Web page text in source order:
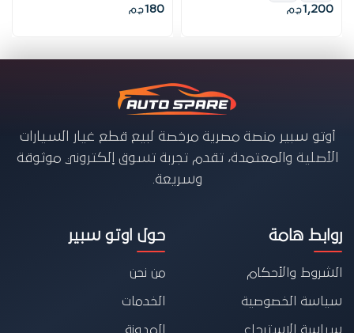
1,200ج.م 180ج.م
أوتو سبير منصة مصرية مرخصة لبيع قطع غيار السيارات
الأصلية والمعتمدة، تقدم تجربة تسوق إلكتروني موثوقة
وسريعة.
روابط هامة
الشروط والأحكام
سياسة الخصوصية
سياسة الاسترجاع
حول اوتو سبير
من نحن
الخدمات
المدونة